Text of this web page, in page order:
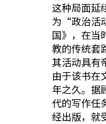
这种局面
为“政治活
国》，在当
教的传统套
其活动具有
由于该书在
年之久。据
代的写作任
经出版，就